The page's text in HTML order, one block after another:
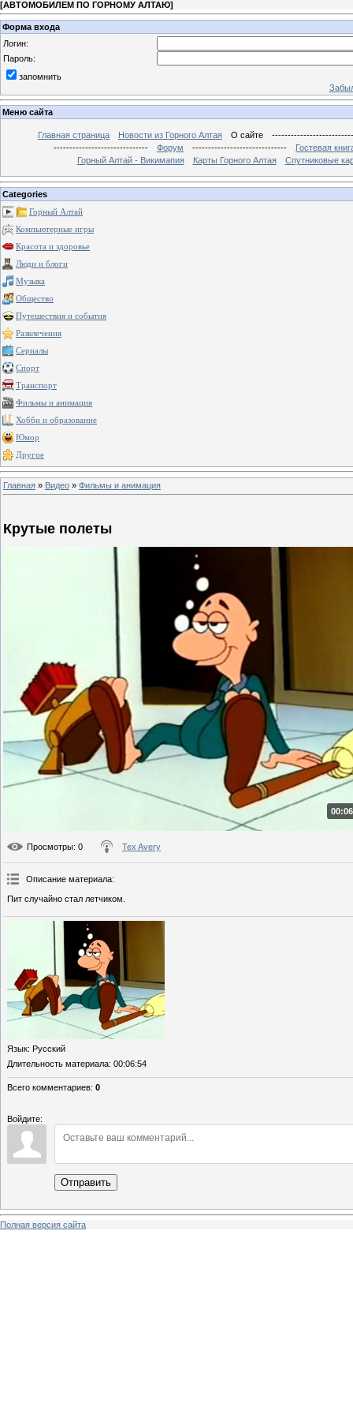
[АВТОМОБИЛЕМ ПО ГОРНОМУ АЛТАЮ]
Форма входа
Логин:
Пароль:
запомнить
Меню сайта
Главная страница Новости из Горного Алтая О сайте
------------------------------
Форум ------------------------------
Гостевая
Горный Алтай - Викимапия
Карты Горного Алтая Спутниковые
Categories
Горный Алтай
Компьютерные игры
Красота и здоровье
Люди и блоги
Музыка
Общество
Путешествия и события
Развлечения
Сериалы
Спорт
Транспорт
Фильмы и анимация
Хобби и образование
Юмор
Другое
Главная » Видео » Фильмы и анимация
Крутые полеты
Просмотры: 0 Tex Avery
Описание материала:
Пит случайно стал летчиком.
Язык: Русский
Длительность материала: 00:06:54
Всего комментариев: 0
Войдите:
Отправить
Полная версия сайта